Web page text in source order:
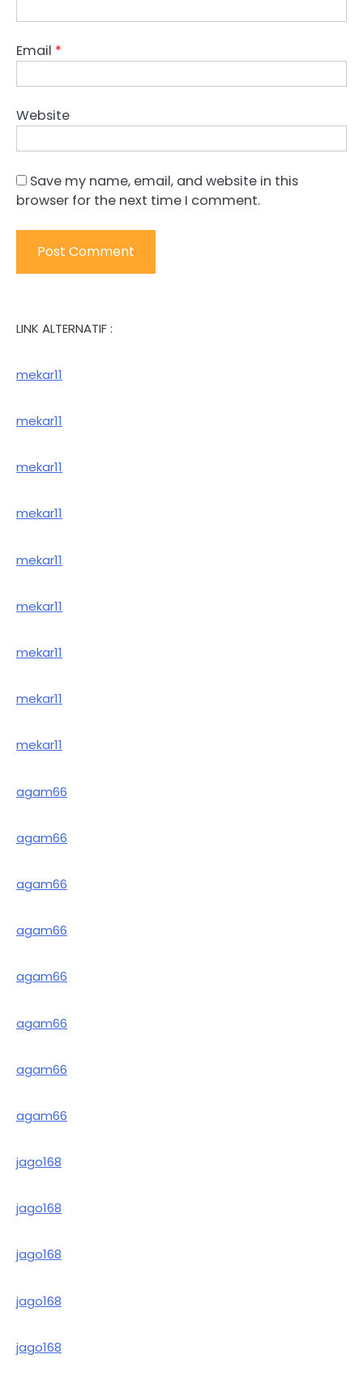
Email *
Website
Save my name, email, and website in this
browser for the next time I comment.
LINK ALTERNATIF :
mekar11
mekar11
mekar11
mekar11
mekar11
mekar11
mekar11
mekar11
mekar11
agam66
agam66
agam66
agam66
agam66
agam66
agam66
agam66
jago168
jago168
jago168
jago168
jago168